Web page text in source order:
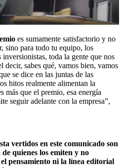
es sumamente satisfactorio y no
sino para todo tu equipo, los
toda la gente que nos
decir, sabes qué, vamos bien, vamos
se dice en las juntas de las
hitos realmente alimentan la
más que el premio, esa energía
seguir adelante con la empresa”,
vertidos en este comunicado son
quienes los emiten y no
pensamiento ni la línea editorial